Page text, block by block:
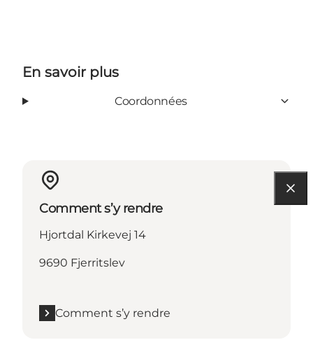
En savoir plus
Coordonnées
Comment s’y rendre
Hjortdal Kirkevej 14
9690 Fjerritslev
Comment s’y rendre